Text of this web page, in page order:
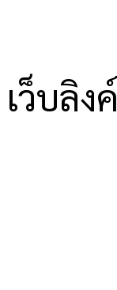
เว็บลิงค์